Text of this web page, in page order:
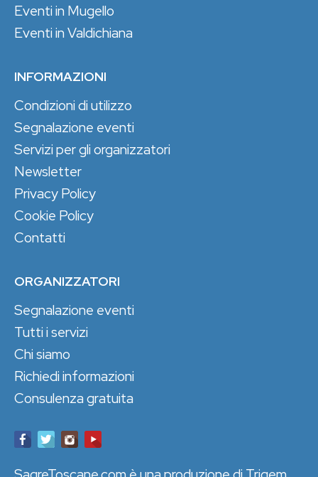
Eventi in Mugello
Eventi in Valdichiana
INFORMAZIONI
Condizioni di utilizzo
Segnalazione eventi
Servizi per gli organizzatori
Newsletter
Privacy Policy
Cookie Policy
Contatti
ORGANIZZATORI
Segnalazione eventi
Tutti i servizi
Chi siamo
Richiedi informazioni
Consulenza gratuita